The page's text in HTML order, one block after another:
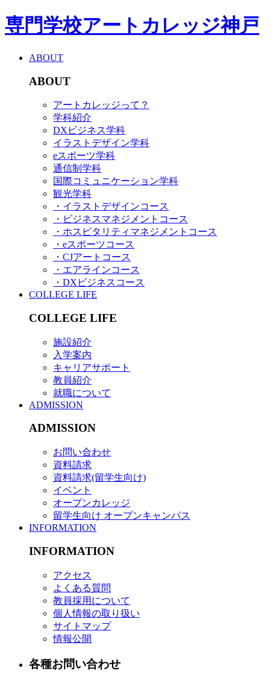
専門学校アートカレッジ神戸
ABOUT
ABOUT
アートカレッジって？
学科紹介
DXビジネス学科
イラストデザイン学科
eスポーツ学科
通信制学科
国際コミュニケーション学科
観光学科
・イラストデザインコース
・ビジネスマネジメントコース
・ホスピタリティマネジメントコース
・eスポーツコース
・CJアートコース
・エアラインコース
・DXビジネスコース
COLLEGE LIFE
COLLEGE LIFE
施設紹介
入学案内
キャリアサポート
教員紹介
就職について
ADMISSION
ADMISSION
お問い合わせ
資料請求
資料請求(留学生向け)
イベント
オープンカレッジ
留学生向け オープンキャンパス
INFORMATION
INFORMATION
アクセス
よくある質問
教員採用について
個人情報の取り扱い
サイトマップ
情報公開
各種お問い合わせ